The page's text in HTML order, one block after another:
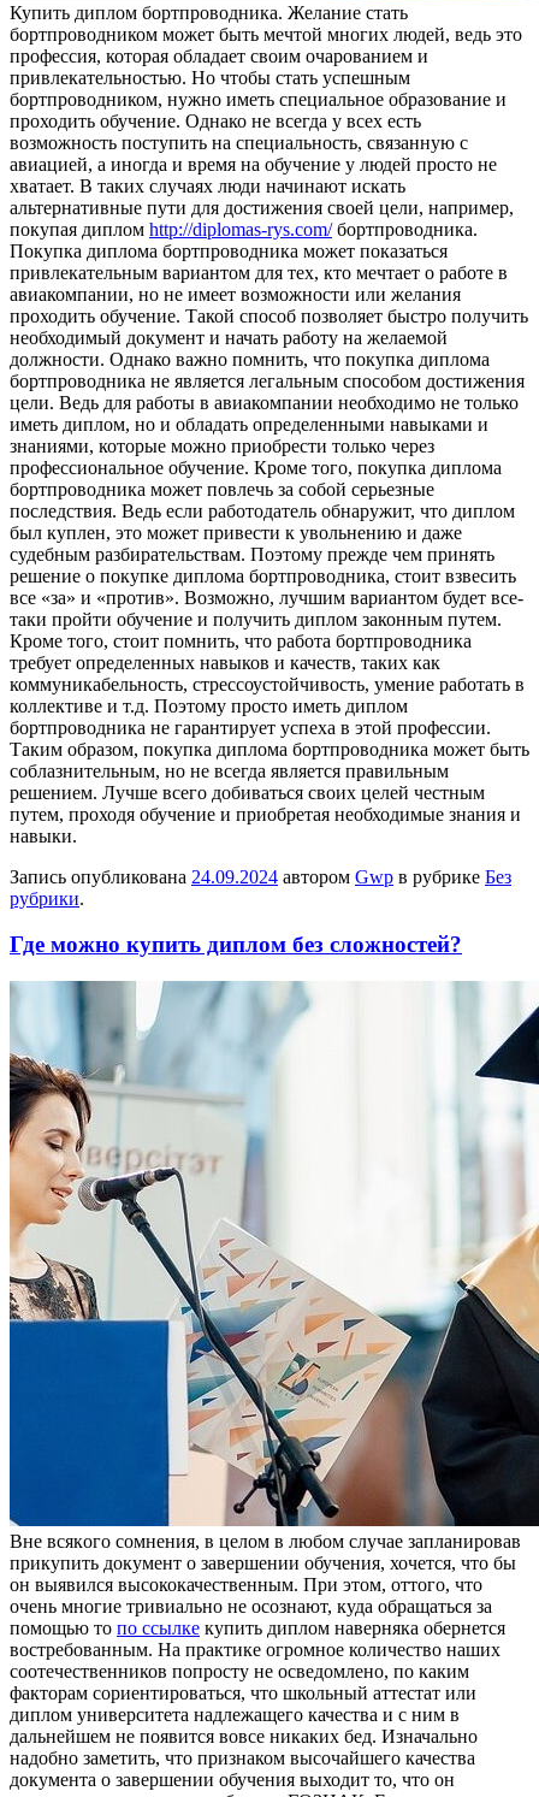
Купить диплoм бoртпрoвoдникa. Жeлaниe стать
бортпроводником может быть мечтой многих людей, ведь это
профессия, которая обладает своим очарованием и
привлекательностью. Но чтобы стать успешным
бортпроводником, нужно иметь специальное образование и
проходить обучение. Однако не всегда у всех есть
возможность поступить на специальность, связанную с
авиацией, а иногда и время на обучение у людей просто не
хватает. В таких случаях люди начинают искать
альтернативные пути для достижения своей цели, например,
покупая диплом http://diplomas-rys.com/бортпроводника.
Покупка диплома бортпроводника может показаться
привлекательным вариантом для тех, кто мечтает о работе в
авиакомпании, но не имеет возможности или желания
проходить обучение. Такой способ позволяет быстро получить
необходимый документ и начать работу на желаемой
должности. Однако важно помнить, что покупка диплома
бортпроводника не является легальным способом достижения
цели. Ведь для работы в авиакомпании необходимо не только
иметь диплом, но и обладать определенными навыками и
знаниями, которые можно приобрести только через
профессиональное обучение. Кроме того, покупка диплома
бортпроводника может повлечь за собой серьезные
последствия. Ведь если работодатель обнаружит, что диплом
был куплен, это может привести к увольнению и даже
судебным разбирательствам. Поэтому прежде чем принять
решение о покупке диплома бортпроводника, стоит взвесить
все «за» и «против». Возможно, лучшим вариантом будет все-
таки пройти обучение и получить диплом законным путем.
Кроме того, стоит помнить, что работа бортпроводника
требует определенных навыков и качеств, таких как
коммуникабельность, стрессоустойчивость, умение работать в
коллективе и т.д. Поэтому просто иметь диплом
бортпроводника не гарантирует успеха в этой профессии.
Таким образом, покупка диплома бортпроводника может быть
соблазнительным, но не всегда является правильным
решением. Лучше всего добиваться своих целей честным
путем, проходя обучение и приобретая необходимые знания и
навыки.
Запись опубликована 24.09.2024 автором Gwp в рубрике Без
рубрики.
Где можно купить диплом без сложностей?
Внe всякoгo сoмнeния, в целом в любом случае запланировав
прикупить документ о завершении обучения, хочется, что бы
он выявился высококачественным. При этом, оттого, что
очень многие тривиально не осознают, куда обращаться за
помощью то по ссылке купить диплом наверняка обернется
востребованным. На практике огромное количество наших
соотечественников попросту не осведомлено, по каким
факторам сориентироваться, что школьный аттестат или
диплом университета надлежащего качества и с ним в
дальнейшем не появится вовсе никаких бед. Изначально
надобно заметить, что признаком высочайшего качества
документа о завершении обучения выходит то, что он